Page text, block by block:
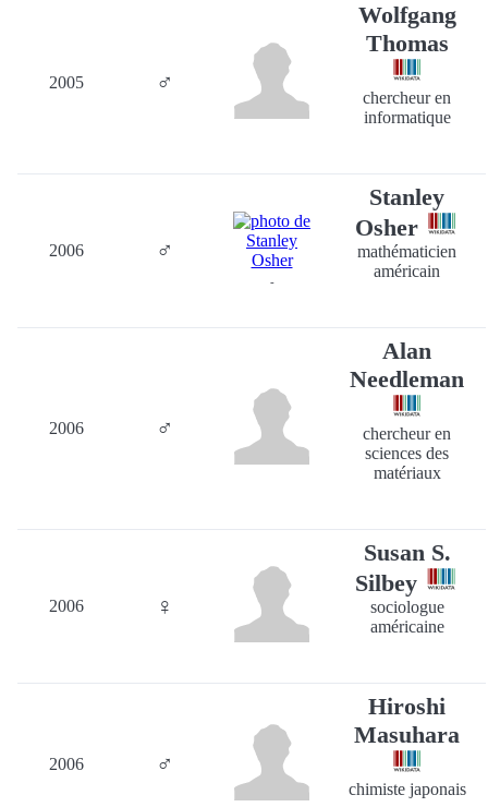
2005 ♂
Wolfgang
Thomas
chercheur en
informatique
2006 ♂
-
Stanley
Osher
mathématicien
américain
2006 ♂
Alan
Needleman
chercheur en
sciences des
matériaux
2006 ♀
Susan S.
Silbey
sociologue
américaine
2006 ♂
Hiroshi
Masuhara
chimiste japonais